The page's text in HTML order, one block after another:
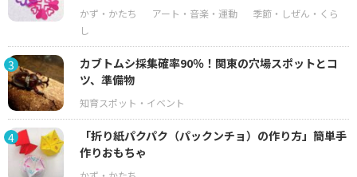
3
カブトムシ採集確率90％！関東の穴場スポットとコ
ツ、準備物
4
「折り紙パクパク（パックンチョ）の作り方」簡単手
作りおもちゃ